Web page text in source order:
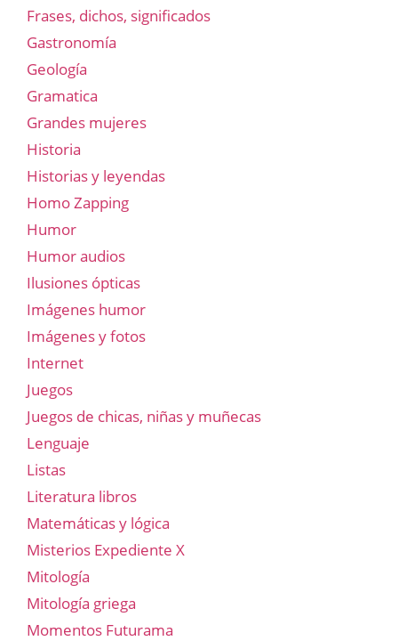
Frases, dichos, significados
Gastronomía
Geología
Gramatica
Grandes mujeres
Historia
Historias y leyendas
Homo Zapping
Humor
Humor audios
Ilusiones ópticas
Imágenes humor
Imágenes y fotos
Internet
Juegos
Juegos de chicas, niñas y muñecas
Lenguaje
Listas
Literatura libros
Matemáticas y lógica
Misterios Expediente X
Mitología
Mitología griega
Momentos Futurama